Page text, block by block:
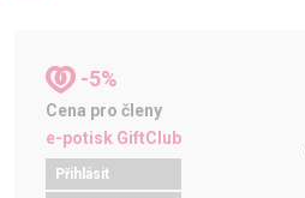
-5%
Cena pro členy
e-potisk GiftClub
Přihlásit